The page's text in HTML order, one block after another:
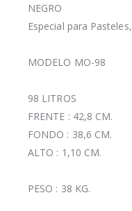
NEGRO
Especial para
MODELO MO-98
98 LITROS
FRENTE : 42,8 CM.
FONDO : 38,6 CM.
ALTO : 1,10 CM.
PESO : 38 KG.